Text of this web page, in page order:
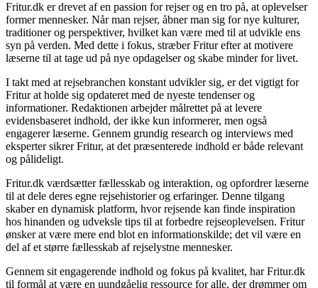
Fritur.dk er drevet af en passion for rejser og en tro på, at oplevelser
former mennesker. Når man rejser, åbner man sig for nye kulturer,
traditioner og perspektiver, hvilket kan være med til at udvikle ens
syn på verden. Med dette i fokus, stræber Fritur efter at motivere
læserne til at tage ud på nye opdagelser og skabe minder for livet.
I takt med at rejsebranchen konstant udvikler sig, er det vigtigt for
Fritur at holde sig opdateret med de nyeste tendenser og
informationer. Redaktionen arbejder målrettet på at levere
evidensbaseret indhold, der ikke kun informerer, men også
engagerer læserne. Gennem grundig research og interviews med
eksperter sikrer Fritur, at det præsenterede indhold er både relevant
og pålideligt.
Fritur.dk værdsætter fællesskab og interaktion, og opfordrer læserne
til at dele deres egne rejsehistorier og erfaringer. Denne tilgang
skaber en dynamisk platform, hvor rejsende kan finde inspiration
hos hinanden og udveksle tips til at forbedre rejseoplevelsen. Fritur
ønsker at være mere end blot en informationskilde; det vil være en
del af et større fællesskab af rejselystne mennesker.
Gennem sit engagerende indhold og fokus på kvalitet, har Fritur.dk
til formål at være en uundgåelig ressource for alle, der drømmer om